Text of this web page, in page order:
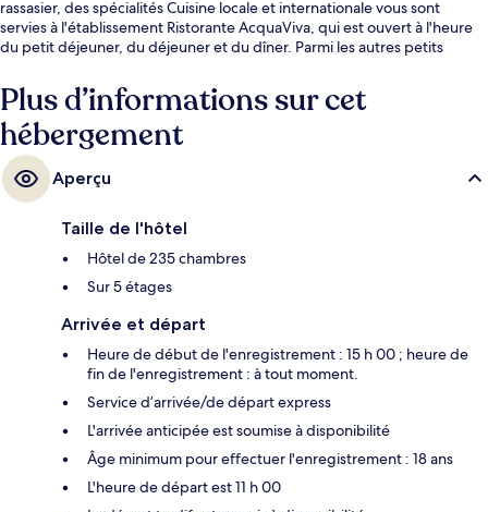
rassasier, des spécialités Cuisine locale et internationale vous sont
servies à l'établissement Ristorante AcquaViva, qui est ouvert à l'heure
du petit déjeuner, du déjeuner et du dîner. Parmi les autres petits
bord de piscine et une salle de fitness. Les autres voyageurs ne tarissent
pas d'éloges en ce qui concerne la piscine rafraîchissante et le
personnel attentionné. Les transports publics sont tout proches. Arrêt
de tram Casaletto se situe à seulement 14 min à pied.
Plus d’informations sur cet
hébergement
Aperçu
Taille de l'hôtel
Hôtel de 235 chambres
Sur 5 étages
Arrivée et départ
Heure de début de l'enregistrement : 15 h 00 ; heure de
fin de l'enregistrement : à tout moment.
Service d’arrivée/de départ express
L'arrivée anticipée est soumise à disponibilité
Âge minimum pour effectuer l'enregistrement : 18 ans
L'heure de départ est 11 h 00